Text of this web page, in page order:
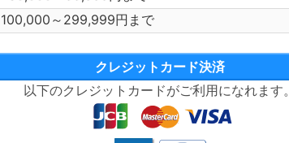
100,000～299,999円まで
クレジットカード決済
以下のクレジットカードがご利用になれます。